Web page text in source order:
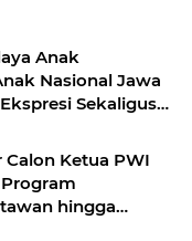
Anak
Nasional Jawa
Sekaligus
Ketua PWI
hingga